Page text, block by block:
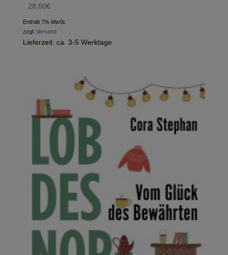
28,00€
Enthält 7% MwSt.
zzgl. Versand
Lieferzeit: ca. 3-5 Werktage